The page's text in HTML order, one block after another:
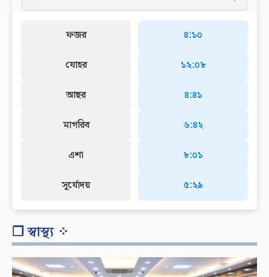
ফজর
যোহর
আছর
মাগরিব
এশা
সূর্যোদয়
৪:১০
১২:০৮
৪:৪১
৬:৪২
৮:০১
৫:২৯
❐ স্বাস্থ্য ⁘